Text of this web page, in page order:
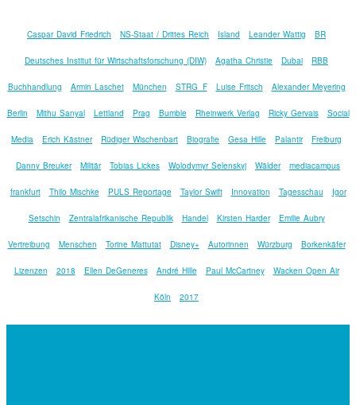
Caspar David Friedrich NS-Staat / Drittes Reich Island Leander Wattig BR
Deutsches Institut für Wirtschaftsforschung (DIW) Agatha Christie Dubai RBB
Buchhandlung Armin Laschet München STRG_F Luise Fritsch Alexander Meyering
Berlin Mithu Sanyal Lettland Prag Bumble Rheinwerk Verlag Ricky Gervais Social
Media Erich Kästner Rüdiger Wischenbart Biografie Gesa Hille Palantir Freiburg
Danny Breuker Militär Tobias Lickes Wolodymyr Selenskyj Wälder mediacampus
frankfurt Thilo Mischke PULS Reportage Taylor Swift Innovation Tagesschau Igor
Setschin Zentralafrikanische Republik Handel Kirsten Harder Emilie Aubry
Vertreibung Menschen Torine Mattutat Disney+ Autorinnen Würzburg Borkenkäfer
Lizenzen 2018 Ellen DeGeneres André Hille Paul McCartney Wacken Open Air
Köln 2017